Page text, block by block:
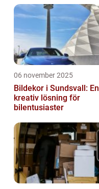
06 november 2025
Bildekor i Sundsvall: En
kreativ lösning för
bilentusiaster